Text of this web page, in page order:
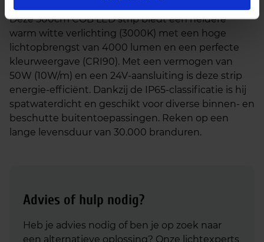
Deze 500cm COB LED strip biedt een heldere
warm witte verlichting (3000K) met een hoge
lichtopbrengst van 4000 lumen en een perfecte
kleurweergave (CRI90). Met een vermogen van
50W (10W/m) en een 24V-aansluiting is deze strip
energie-efficiënt. Dankzij de IP65-classificatie is hij
spatwaterdicht en geschikt voor diverse binnen- en
beschutte buitentoepassingen. Reken op een
lange levensduur van 30.000 branduren.
Advies of hulp nodig?
Heb je advies nodig of ben je op zoek naar
een alternatieve oplossing? Onze lichtexperts